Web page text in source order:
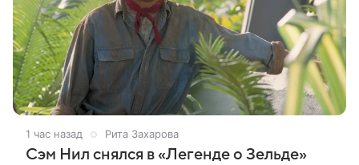
1 час назад Рита Захарова
Сэм Нил снялся в «Легенде о Зельде»